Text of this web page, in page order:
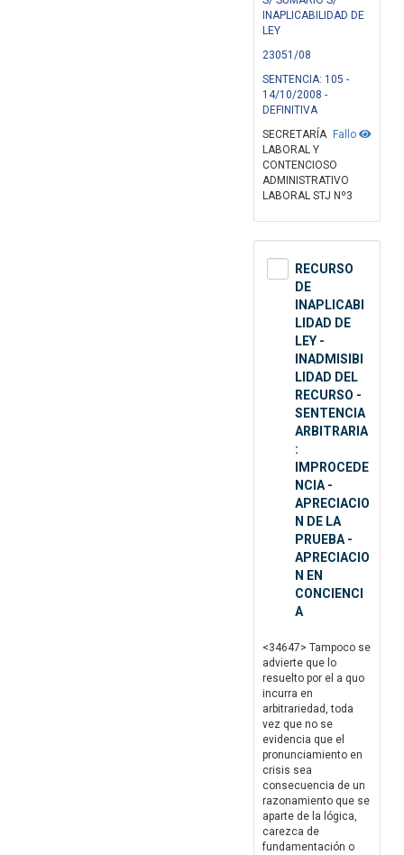
INAPLICABILIDAD DE
LEY
23051/08
SENTENCIA: 105 -
14/10/2008 -
DEFINITIVA
Fallo
SECRETARÍA
LABORAL Y
CONTENCIOSO
ADMINISTRATIVO
LABORAL STJ Nº3
RECURSO
DE
INAPLICABI
LIDAD DE
LEY -
INADMISIBI
LIDAD DEL
RECURSO -
SENTENCIA
ARBITRARIA
:
IMPROCEDE
NCIA -
APRECIACIO
N DE LA
PRUEBA -
APRECIACIO
N EN
CONCIENCI
A
<34647> Tampoco se
advierte que lo
resuelto por el a quo
incurra en
arbitrariedad, toda
vez que no se
evidencia que el
pronunciamiento en
crisis sea
consecuencia de un
razonamiento que se
aparte de la lógica,
carezca de
fundamentación o